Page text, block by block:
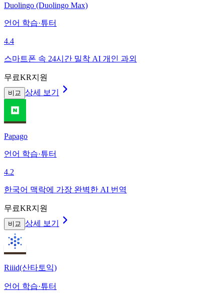
Duolingo (Duolingo Max)
언어 학습·튜터
4.4
스마트폰 속 24시간 밀착 AI 개인 과외
무료KR지원
비교 상세 보기
Papago
언어 학습·튜터
4.2
한국어 맥락에 가장 완벽한 AI 번역
무료KR지원
비교 상세 보기
Riiid(산타토익)
언어 학습·튜터